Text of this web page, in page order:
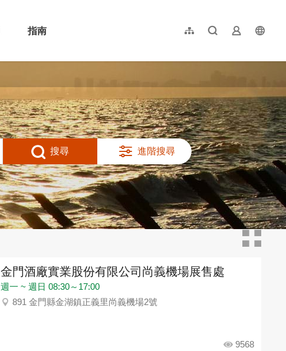
指南 網站導覽全文檢索業者登入
简体中文
日本語
한국어
搜尋 進階搜尋
金門酒廠實業股份有限公司尚義機場展售處
週一 ~ 週日 08:30～17:00
891 金門縣金湖鎮正義里尚義機場2號
9568